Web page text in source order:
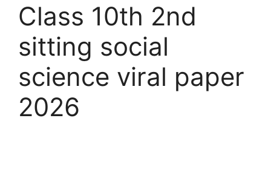
Class 10th 2nd
sitting social
science viral paper
2026